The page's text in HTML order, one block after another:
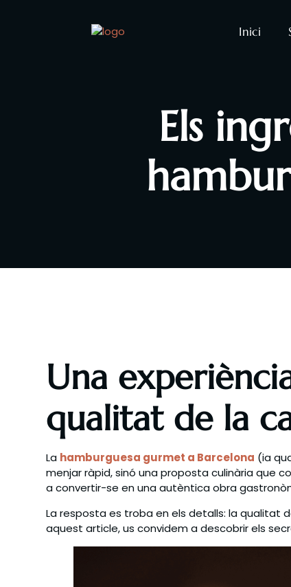
Inici
Els
Una
qualitat de la
La hamburguesa gurmet a Barcelona (ia
menjar ràpid, sinó una proposta culinària que
a convertir-se en una autèntica obra
La resposta es troba en els detalls: la qualitat
aquest article, us convidem a descobrir els